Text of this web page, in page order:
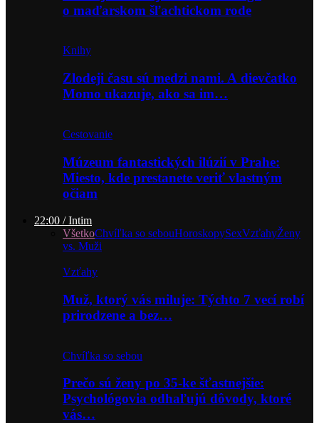
o maďarskom šľachtickom rode
Knihy
Zlodeji času sú medzi nami. A dievčatko
Momo ukazuje, ako sa im…
Cestovanie
Múzeum fantastických ilúzií v Prahe:
Miesto, kde prestanete veriť vlastným
očiam
22:00 / Intim
VšetkoChvíľka so sebouHoroskopySexVzťahyŽeny
vs. Muži
Vzťahy
Muž, ktorý vás miluje: Týchto 7 vecí robí
prirodzene a bez…
Chvíľka so sebou
Prečo sú ženy po 35-ke šťastnejšie:
Psychológovia odhaľujú dôvody, ktoré
vás…